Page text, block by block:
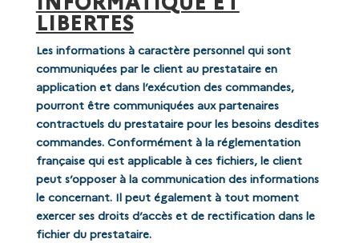
LIBERTES
Les informations à caractère personnel qui sont
communiquées par le client au prestataire en
application et dans l’exécution des commandes,
pourront être communiquées aux partenaires
contractuels du prestataire pour les besoins desdites
commandes. Conformément à la réglementation
française qui est applicable à ces fichiers, le client
peut s’opposer à la communication des informations
le concernant. Il peut également à tout moment
exercer ses droits d’accès et de rectification dans le
fichier du prestataire.